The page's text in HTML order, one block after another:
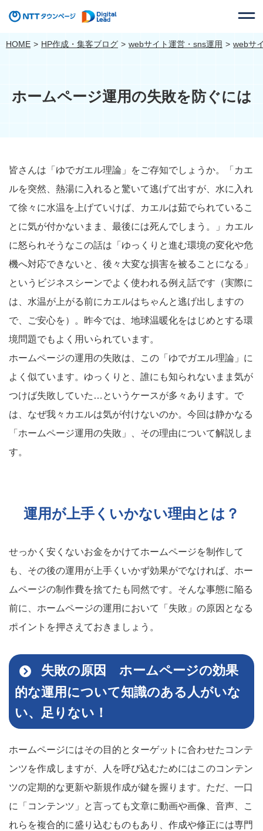
HOME HP作成・集客ブログ webサイト運営・sns運用 webサ
ホームページ運用の失敗を防ぐには
皆さんは「ゆでガエル理論」をご存知でしょうか。「カエ
ルを突然、熱湯に入れると驚いて逃げて出すが、水に入れ
て徐々に水温を上げていけば、カエルは茹でられているこ
とに気が付かないまま、最後には死んでしまう。」カエル
に怒られそうなこの話は「ゆっくりと進む環境の変化や危
機へ対応できないと、後々大変な損害を被ることになる」
というビジネスシーンでよく使われる例え話です（実際に
は、水温が上がる前にカエルはちゃんと逃げ出しますの
で、ご安心を）。昨今では、地球温暖化をはじめとする環
境問題でもよく用いられています。
ホームページの運用の失敗は、この「ゆでガエル理論」に
よく似ています。ゆっくりと、誰にも知られないまま気が
つけば失敗していた…というケースが多々あります。で
は、なぜ我々カエルは気が付けないのか。今回は静かなる
「ホームページ運用の失敗」、その理由について解説しま
す。
運用が上手くいかない理由とは？
せっかく安くないお金をかけてホームページを制作して
も、その後の運用が上手くいかず効果がでなければ、ホー
ムページの制作費を捨てたも同然です。そんな事態に陥る
前に、ホームページの運用において「失敗」の原因となる
ポイントを押さえておきましょう。
失敗の原因 ホームページの効果
的な運用について知識のある人がいな
い、足りない！
ホームページにはその目的とターゲットに合わせたコンテ
ンツを作成しますが、人を呼び込むためにはこのコンテン
ツの定期的な更新や新規作成が鍵を握ります。ただ、一口
に「コンテンツ」と言っても文章に動画や画像、音声、こ
れらを複合的に盛り込むものもあり、作成や修正には専門